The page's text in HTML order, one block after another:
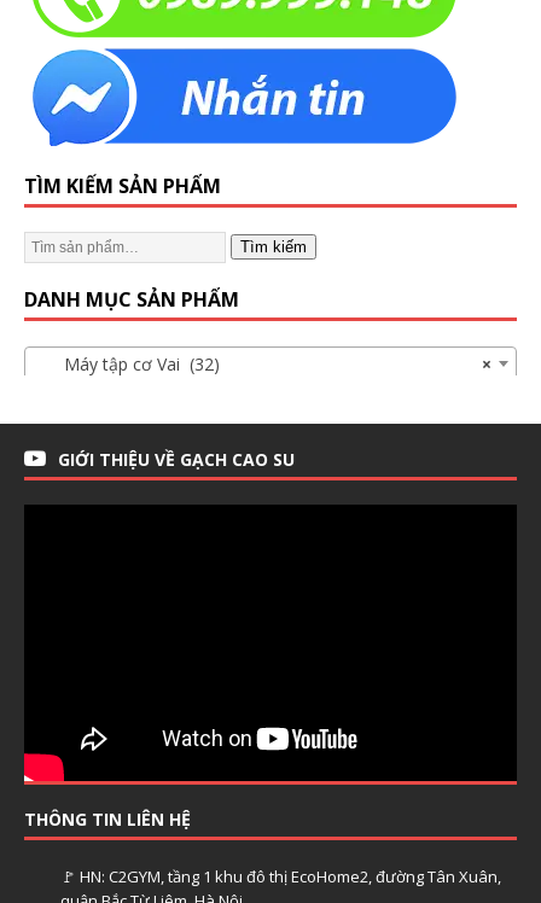
TÌM KIẾM SẢN PHẨM
Tìm kiếm
DANH MỤC SẢN PHẨM
×
Máy tập cơ Vai (32)
GIỚI THIỆU VỀ GẠCH CAO SU
THÔNG TIN LIÊN HỆ
🚩 HN: C2GYM, tầng 1 khu đô thị EcoHome2, đường Tân Xuân,